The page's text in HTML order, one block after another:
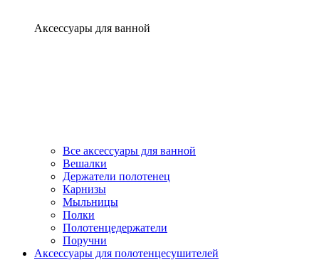
Аксессуары для ванной
Все аксессуары для ванной
Вешалки
Держатели полотенец
Карнизы
Мыльницы
Полки
Полотенцедержатели
Поручни
Аксессуары для полотенцесушителей